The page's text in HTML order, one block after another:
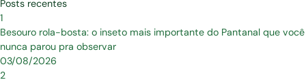
Posts recentes
1
Besouro rola-bosta: o inseto mais importante do Pantanal que você
nunca parou pra observar
03/08/2026
2